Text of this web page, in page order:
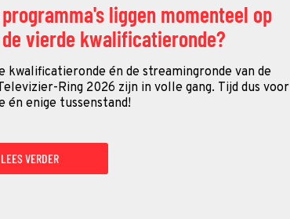
liggen momenteel op
vierde kwalificatieronde?
kwalificatieronde én de streamingronde van de
Ring 2026 zijn in volle gang. Tijd dus voor
én enige tussenstand!
LEES VERDER